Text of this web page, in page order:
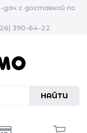
дач с доставкой по
390-64-22
НАЙТИ